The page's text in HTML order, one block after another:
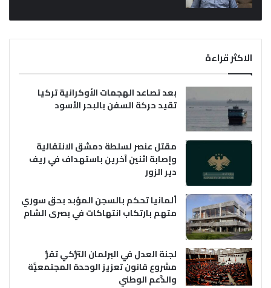
الاكثر قراءة
بعد تصاعد الهجمات الأوكرانية تركيا
تقيد حركة السفن بالبحر الأسود
مقتل عنصر لسلطة دمشق الانتقالية
وإصابة اثنين آخرين باستهداف في ريف
دير الزور
ألمانيا تحكم بالسجن المؤبد بحق سوري
متهم بارتكاب انتهاكات في بصرى الشام
لجنة العدل في البرلمان التُّركي تقرُّ
مشروع قانون تعزيز الوحدة المجتمعيَّة
والدَّعم الوطني